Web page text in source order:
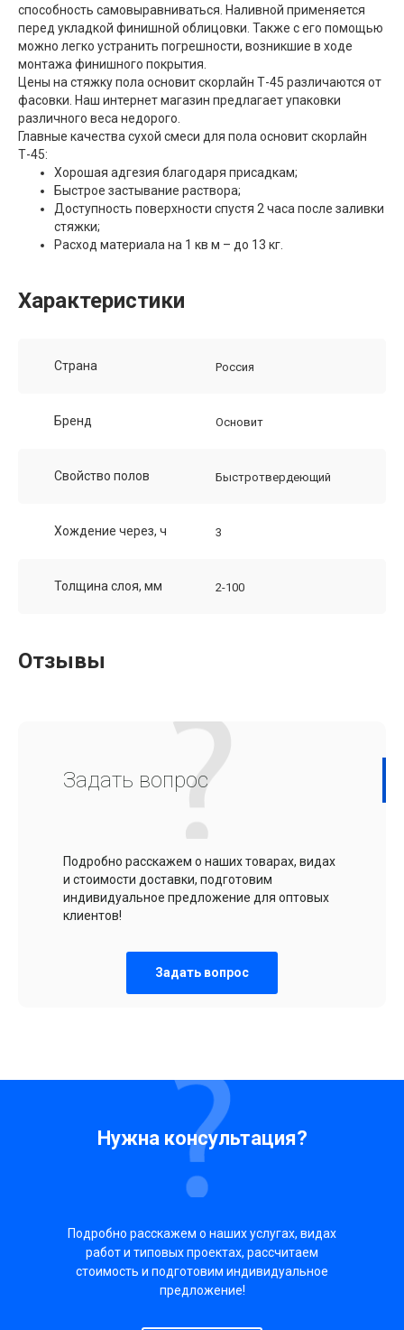
способность самовыравниваться. Наливной применяется
перед укладкой финишной облицовки. Также с его помощью
можно легко устранить погрешности, возникшие в ходе
монтажа финишного покрытия.
Цены на стяжку пола основит скорлайн Т-45 различаются от
фасовки. Наш интернет магазин предлагает упаковки
различного веса недорого.
Главные качества сухой смеси для пола основит скорлайн
Т-45:
Хорошая адгезия благодаря присадкам;
Быстрое застывание раствора;
Доступность поверхности спустя 2 часа после заливки
стяжки;
Расход материала на 1 кв м – до 13 кг.
Характеристики
Страна Россия
Бренд Основит
Свойство полов Быстротвердеющий
Хождение через, ч 3
Толщина слоя, мм 2-100
Отзывы
Задать вопрос
Подробно расскажем о наших товарах, видах
и стоимости доставки, подготовим
индивидуальное предложение для оптовых
клиентов!
Задать вопрос
Нужна консультация?
Подробно расскажем о наших услугах, видах
работ и типовых проектах, рассчитаем
стоимость и подготовим индивидуальное
предложение!